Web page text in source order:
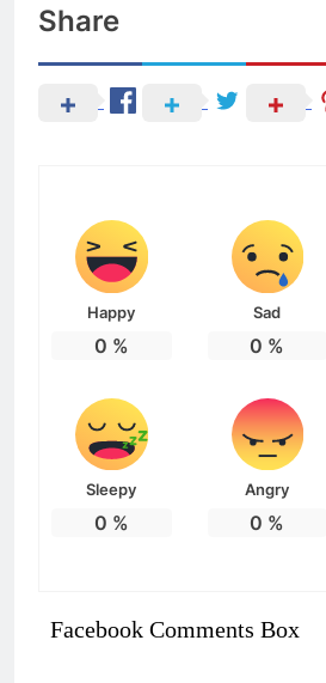
Share
Happy
0 %
Sad
0 %
Sleepy
0 %
Angry
0 %
Facebook Comments Box